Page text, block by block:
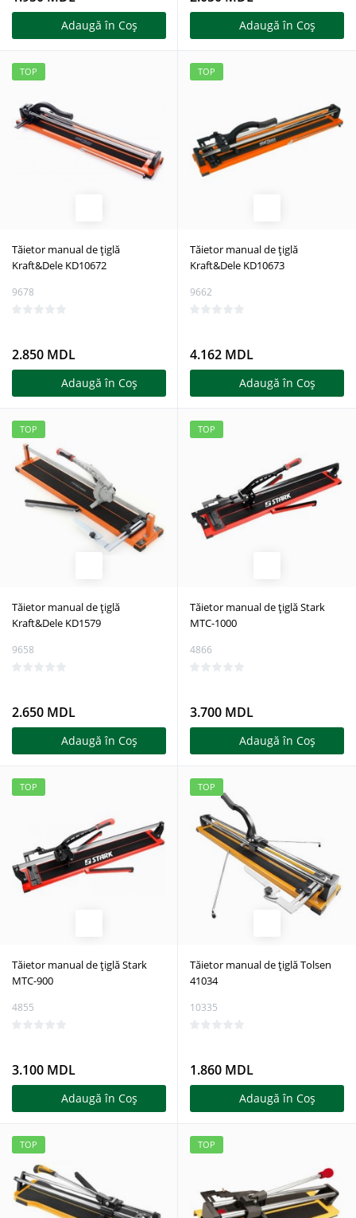
Adaugă în Coş Adaugă în Coş
TOP
Tăietor manual de țiglă
Kraft&Dele KD10672
9678
2.850 MDL
Adaugă în Coş
TOP
Tăietor manual de țiglă
Kraft&Dele KD10673
9662
4.162 MDL
Adaugă în Coş
TOP
Tăietor manual de țiglă
Kraft&Dele KD1579
9658
2.650 MDL
Adaugă în Coş
TOP
Tăietor manual de țiglă Stark
MTC-1000
4866
3.700 MDL
Adaugă în Coş
TOP
Tăietor manual de țiglă Stark
MTC-900
4855
3.100 MDL
Adaugă în Coş
TOP
Tăietor manual de țiglă Tolsen
41034
10335
1.860 MDL
Adaugă în Coş
TOP TOP